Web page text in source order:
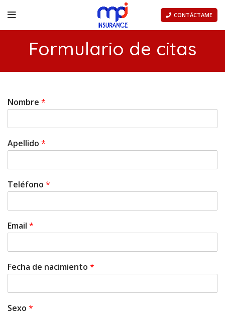
CONTÁCTAME
Formulario de citas
Nombre *
Apellido *
Teléfono *
Email *
Fecha de nacimiento *
Sexo *